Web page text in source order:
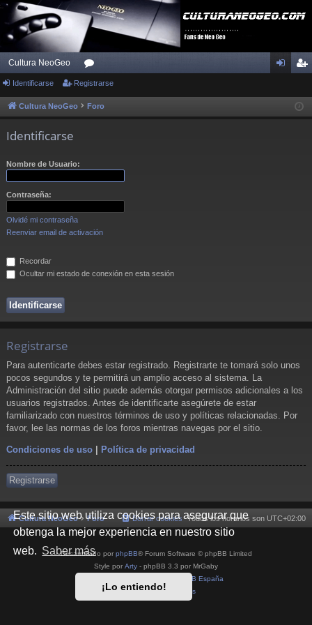
Este sitio web utiliza cookies para asegurar que
obtenga la mejor experiencia en nuestro sitio
web. Saber más
¡Lo entiendo!
Cultura NeoGeo
or
os ist
Identificarse Registrarse
Cultura NeoGeo Foro
Identificarse
Nombre de Usuario:
Contraseña:
Olvidé mi contraseña
Reenviar email de activación
Recordar
Ocultar mi estado de conexión en esta sesión
Registrarse
Para autenticarte debes estar registrado. Registrarte te tomará solo unos
pocos segundos y te permitirá un amplio acceso al sistema. La
Administración del sitio puede además otorgar permisos adicionales a los
usuarios registrados. Antes de identificarte asegúrete de estar
familiarizado con nuestros términos de uso y políticas relacionadas. Por
favor, lee las normas de los foros mientras navegas por el sitio.
Condiciones de uso Política de privacidad
Registrarse
Cultura NeoGeo Foro Todos los horarios son UTC+02:00
Borrar cookies
Desarrollado por phpBB® Forum Software © phpBB Limited
Style por Arty - phpBB 3.3 por MrGaby
phpBB España
Privacidad|Condiciones